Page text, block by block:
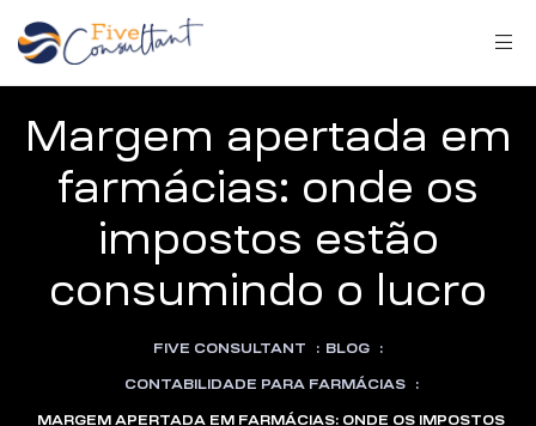
Margem apertada em
farmácias: onde os
impostos estão
consumindo o lucro
FIVE CONSULTANT : BLOG :
CONTABILIDADE PARA FARMÁCIAS :
MARGEM APERTADA EM FARMÁCIAS: ONDE OS IMPOSTOS